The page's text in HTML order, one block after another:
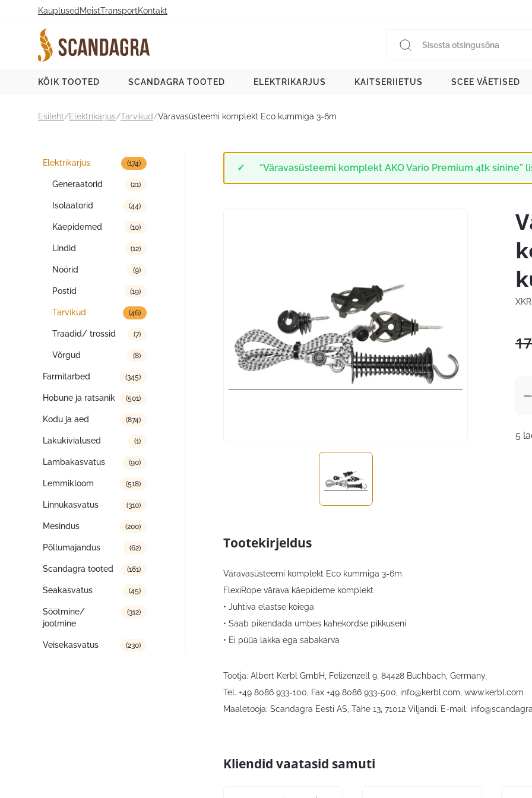
Kauplused MeistTransportKontakt
KÕIK TOOTED SCANDAGRA TOOTED ELEKTRIKARJUS KAITSERIIETUS SCEE VÄETISED
Esileht/Elektrikarjus/Tarvikud/Väravasüsteemi komplekt Eco kummiga 3-6m
Tootekategooriad
Elektrikarjus (174)
Generaatorid (21)
Isolaatorid (44)
Käepidemed (10)
Lindid (12)
Nöörid (9)
Postid (19)
Tarvikud (46)
Traadid/ trossid (7)
Võrgud (8)
Farmitarbed (345)
Hobune ja ratsanik (501)
Kodu ja aed (874)
Lakukivialused (1)
Lambakasvatus (90)
Lemmikloom (518)
Linnukasvatus (310)
Mesindus (200)
Põllumajandus (62)
Scandagra tooted (161)
Seakasvatus (45)
Söötmine/
jootmine
(312)
Veisekasvatus (230)
“Väravasüsteemi komplekt AKO Vario Premium 4tk sinine”
5
Tootekirjeldus
Väravasüsteemi komplekt Eco kummiga 3-6m
FlexiRope värava käepideme komplekt
• Juhtiva elastse köiega
• Saab pikendada umbes kahekordse pikkuseni
• Ei püüa lakka ega sabakarva
Tootja: Albert Kerbl GmbH, Felizenzell 9, 84428 Buchbach, Germany,
Tel. +49 8086 933-100, Fax +49 8086 933-500, info@kerbl.com , www.kerbl.com
Maaletooja: Scandagra Eesti AS, Tähe 13, 71012 Viljandi. E-mail:
Kliendid vaatasid samuti